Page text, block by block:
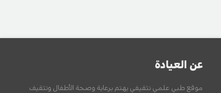
عن العيادة
موقع طبي علمي تثقيفي يهتم برعاية وصحة الأطفال وتثقيف